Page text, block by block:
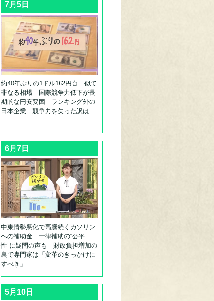
7月5日
約40年ぶりの1ドル162円台 似て
非なる相場 国際競争力低下が長
期的な円安要因 ランキング外の
日本企業 競争力を失った訳は…
6月7日
中東情勢悪化で高騰続くガソリン
への補助金…一律補助の“公平
性”に疑問の声も 財政負担増加の
裏で専門家は「変革のきっかけに
すべき」
5月10日